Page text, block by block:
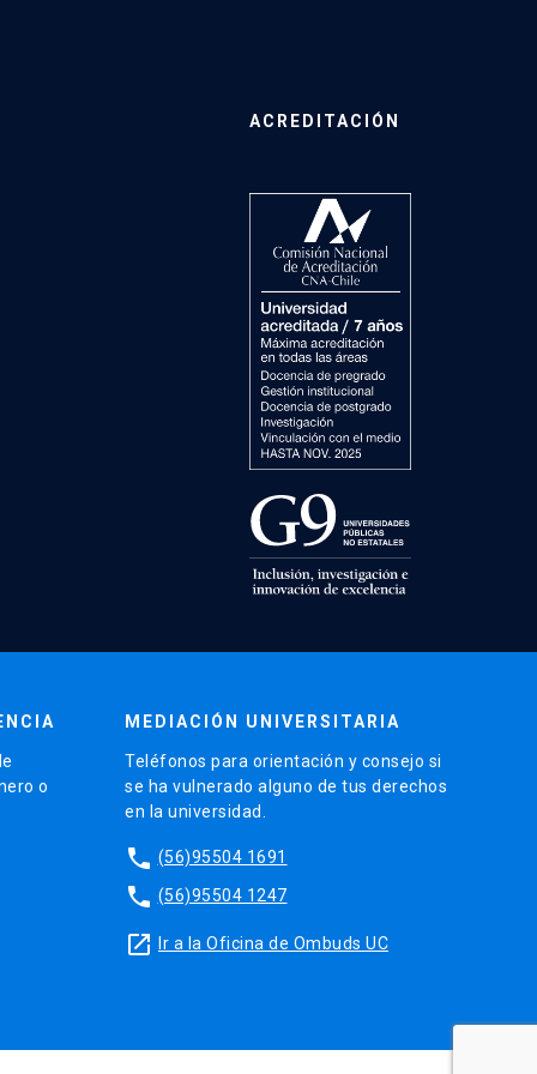
ACREDITACIÓN
o
MEDIACIÓN UNIVERSITARIA
Teléfonos para orientación y consejo si
se ha vulnerado alguno de tus derechos
en la universidad.
phone (56)95504 1691
phone (56)95504 1247
launch Ir a la Oficina de Ombuds UC